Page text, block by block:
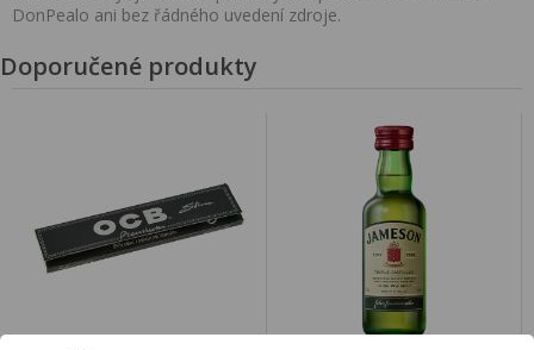
DonPealo ani bez řádného uvedení zdroje.
Doporučené produkty